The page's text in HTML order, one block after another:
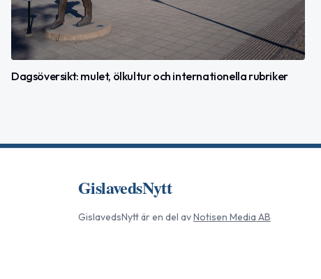
Dagsöversikt: mulet, ölkultur och internationella rubriker
GislavedsNytt
GislavedsNyttär en del avNotisen Media AB